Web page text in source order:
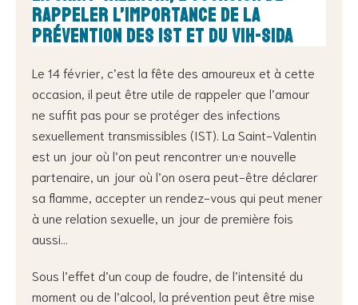
rappeler l’importance de la
prévention des IST et du VIH-sida
Le 14 février, c’est la fête des amoureux et à cette
occasion, il peut être utile de rappeler que l’amour
ne suffit pas pour se protéger des infections
sexuellement transmissibles (IST). La Saint-Valentin
est un jour où l’on peut rencontrer un·e nouvelle
partenaire, un jour où l’on osera peut-être déclarer
sa flamme, accepter un rendez-vous qui peut mener
à une relation sexuelle, un jour de première fois
aussi…
Sous l’effet d’un coup de foudre, de l’intensité du
moment ou de l’alcool, la prévention peut être mise